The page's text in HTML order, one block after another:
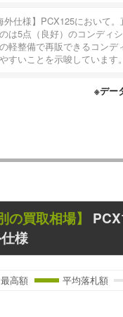
外仕様】PCX125において
は5点（良好）のコンディシ
軽整備で再販できるコンデ
すいことを示唆しています。
※デー
の買取相場】
様
最高額 平均落札額